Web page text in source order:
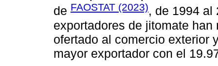
de FAOSTAT (2023), de 1994 al
exportadores de jitomate
ofertado al comercio exterior
mayor exportador con el